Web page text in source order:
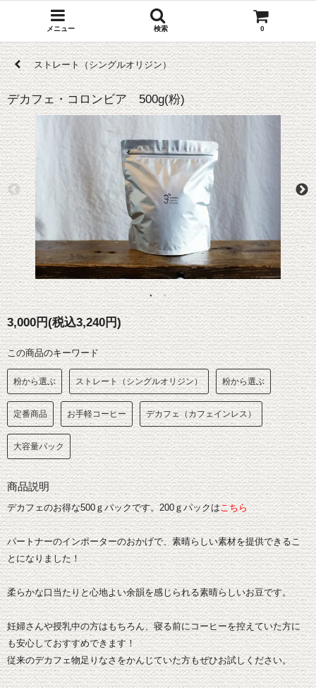
メニュー 検索 0
ストレート（シングルオリジン）
デカフェ・コロンビア 500g(粉)
3,000円(税込3,240円)
この商品のキーワード
粉から選ぶ ストレート（シングルオリジン） 粉から選ぶ
定番商品 お手軽コーヒー デカフェ（カフェインレス）
大容量パック
商品説明
デカフェのお得な500ｇパックです。200ｇパックはこちら
パートナーのインポーターのおかげで、素晴らしい素材を提供できるこ
とになりました！
柔らかな口当たりと心地よい余韻を感じられる素晴らしいお豆です。
妊婦さんや授乳中の方はもちろん、寝る前にコーヒーを控えていた方に
も安心しておすすめできます！
従来のデカフェ物足りなさをかんじていた方もぜひお試しください。